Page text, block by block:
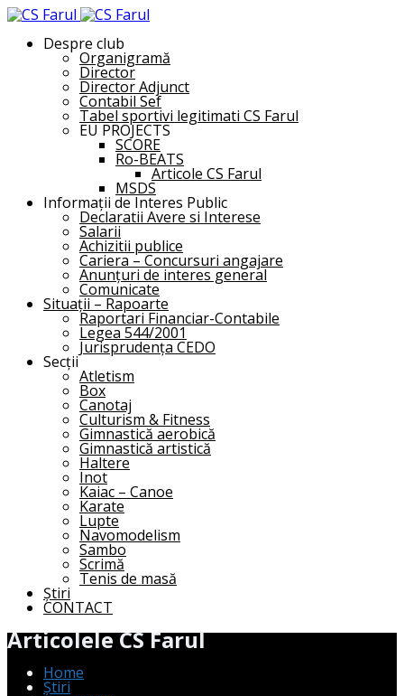
Despre club
Organigramă
Director
Director Adjunct
Contabil Sef
Tabel sportivi legitimati CS Farul
EU PROJECTS
SCORE
Ro-BEATS
Articole CS Farul
MSDS
Informații de Interes Public
Declaratii Avere si Interese
Salarii
Achizitii publice
Cariera – Concursuri angajare
Anunțuri de interes general
Comunicate
Situații – Rapoarte
Raportari Financiar-Contabile
Legea 544/2001
Jurisprudența CEDO
Secții
Atletism
Box
Canotaj
Culturism & Fitness
Gimnastică aerobică
Gimnastică artistică
Haltere
Inot
Kaiac – Canoe
Karate
Lupte
Navomodelism
Sambo
Scrimă
Tenis de masă
Știri
CONTACT
Articolele CS Farul
Home
Știri